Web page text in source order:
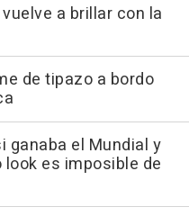
a brillar con la
de tipazo a bordo
ganaba el Mundial y
es imposible de